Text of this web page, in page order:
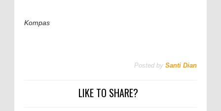
Kompas
Posted by Santi Dian
LIKE TO SHARE?